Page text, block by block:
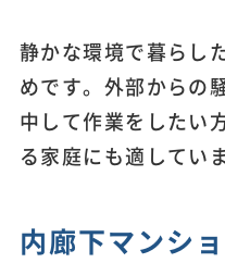
静かな環境で暮らし
めです。外部からの
中して作業をしたい
る家庭にも適してい
内廊下マンシ